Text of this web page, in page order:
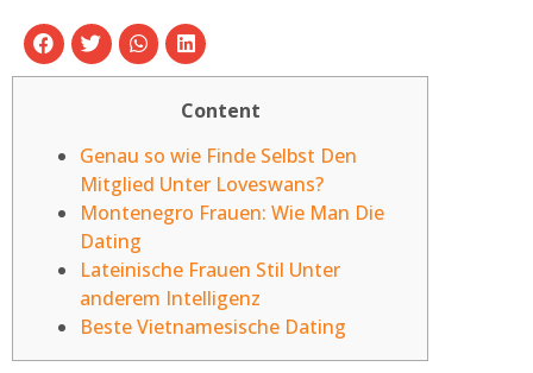
Content
Genau so wie Finde Selbst Den
Mitglied Unter Loveswans?
Montenegro Frauen: Wie Man Die
Dating
Lateinische Frauen Stil Unter
anderem Intelligenz
Beste Vietnamesische Dating